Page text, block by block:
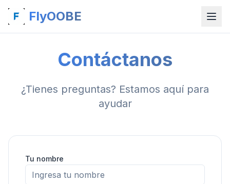
FlyOOBE
Contáctanos
¿Tienes preguntas? Estamos aquí para
ayudar
Tu nombre